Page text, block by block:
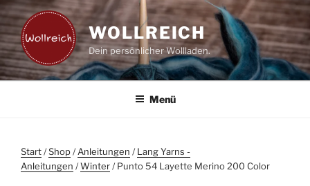
Zum
Inhalt
springen
WOLLREICH
Dein persönlicher Wollladen.
Menü
Start/Shop/Anleitungen /Lang Yarns -
Anleitungen /Winter/ Punto 54 Layette Merino 200 Color